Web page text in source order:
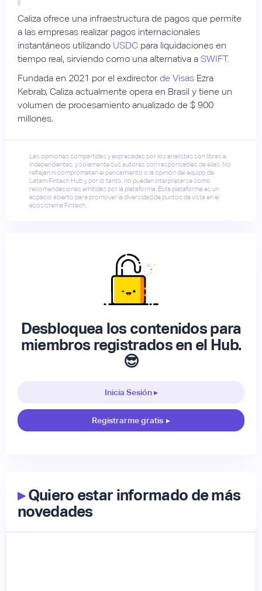
Caliza ofrece una infraestructura de pagos que permite
a las empresas realizar pagos internacionales
instantáneos utilizando USDC para liquidaciones en
tiempo real, sirviendo como una alternativa a SWIFT.
Fundada en 2021 por el exdirector de Visas Ezra
Kebrab, Caliza actualmente opera en Brasil y tiene un
volumen de procesamiento anualizado de $ 900
millones.
Las opiniones compartidas y expresadas por los analistas son libres e
independientes, y solamente sus autores son responsables de ellas. No
reflejan ni comprometen el pensamiento o la opinión del equipo de
Latam Fintech Hub y, por lo tanto, no pueden interpretarse como
recomendaciones emitidas por la plataforma. Esta plataforma es un
espacio abierto para promover la diversidad de puntos de vista en el
ecosistema Fintech.
Desbloquea los contenidos para
miembros registrados en el Hub.
😎
Inicia Sesión ▸
Registrarme gratis ▸
▸Quiero estar informado de más
novedades